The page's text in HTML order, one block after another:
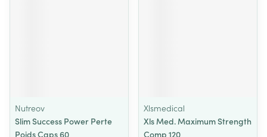
Nutreov
Slim Success Power Perte
Poids Caps 60
Xlsmedical
Xls Med. Maximum Strength
Comp 120